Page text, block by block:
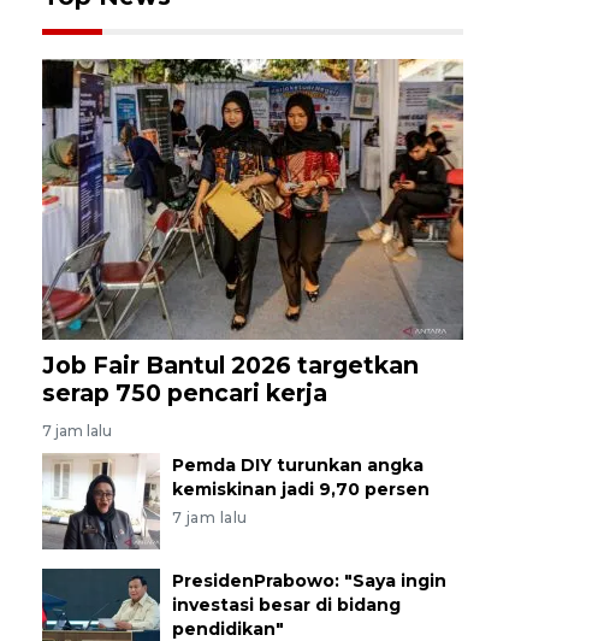
Job Fair Bantul 2026 targetkan
serap 750 pencari kerja
7 jam lalu
Pemda DIY turunkan angka
kemiskinan jadi 9,70 persen
7 jam lalu
PresidenPrabowo: "Saya ingin
investasi besar di bidang
pendidikan"